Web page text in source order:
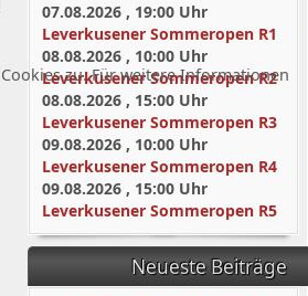
07.08.2026, 19:00Uhr
Leverkusener Sommeropen R1
08.08.2026, 10:00Uhr
Leverkusener Sommeropen R2
08.08.2026, 15:00Uhr
Leverkusener Sommeropen R3
09.08.2026, 10:00Uhr
Leverkusener Sommeropen R4
09.08.2026, 15:00Uhr
Leverkusener Sommeropen R5
Neueste Beiträge
zu. Für weitere Informationen